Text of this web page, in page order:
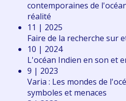
contemporaines de
réalité
11 | 2025
Faire de la recherche sur
10 | 2024
L'océan Indien en son et
9 | 2023
Varia : Les mondes de
symboles et menaces